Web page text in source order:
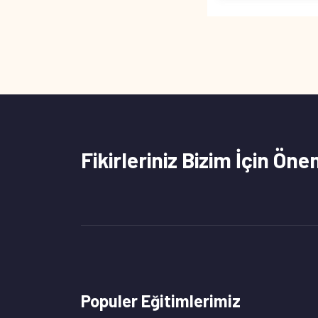
Fikirleriniz Bizim İçin
Populer Eğitimlerimiz